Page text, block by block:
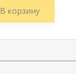
В корзину